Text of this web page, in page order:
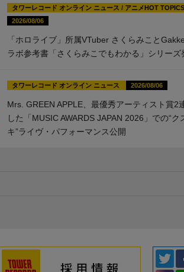
タワーレコード オンライン ニュース / アニメHOT TOPICS
2026/08/06
「ホロライブ」所属VTuber さくらみこと
ラボ参考書「さくらみこでもわかる」シリーズ
タワーレコード オンライン ニュース 2026/08/06
Mrs. GREEN APPLE、最優秀アーティスト賞2
した「MUSIC AWARDS JAPAN 2026」での“ク
キ”ライヴ・パフォーマンス公開